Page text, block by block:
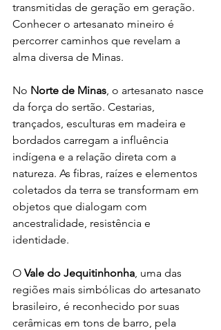
transmitidas de geração em geração.
Conhecer o artesanato mineiro é
percorrer caminhos que revelam a
alma diversa de Minas.
No Norte de Minas , o artesanato nasce
da força do sertão. Cestarias,
trançados, esculturas em madeira e
bordados carregam a influência
indígena e a relação direta com a
natureza. As fibras, raízes e elementos
coletados da terra se transformam em
objetos que dialogam com
ancestralidade, resistência e
identidade.
O Vale do Jequitinhonha , uma das
regiões mais simbólicas do artesanato
brasileiro, é reconhecido por suas
cerâmicas em tons de barro, pela